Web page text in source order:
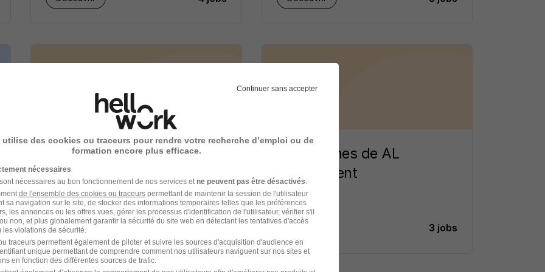
Groupe Synergie
recrutement
Recrutement - Placement - Conseils RH
Découvrir
Les Créches de AL
recrutement
3 jobs
Continuer sans accepter
utilise des cookies ou traceurs pour rendre votre recherche d’emploi ou de
formation encore plus efficace.
nécessaires
nécessaires au bon fonctionnement de nos services et ne peuvent pas être désactivés
de l'ensemble des cookies ou traceurspermettant de maintenir la session de l'utilisateur
sa navigation sur le site, de stocker des informations temporaires telles que les préférences
les annonces ou les offres vues, gérer les processus d'identification de l'utilisateur, vérifier s'il
non, et plus globalement garantir la sécurité du site web en détectant les tentatives d'accès
violations de sécurité.
traceurs permettent également de piloter et suivre les sources d'acquisition d'audience en
unique permettant de comprendre comment nos utilisateurs naviguent sur nos sites et
en fonction des différentes sources de trafic.